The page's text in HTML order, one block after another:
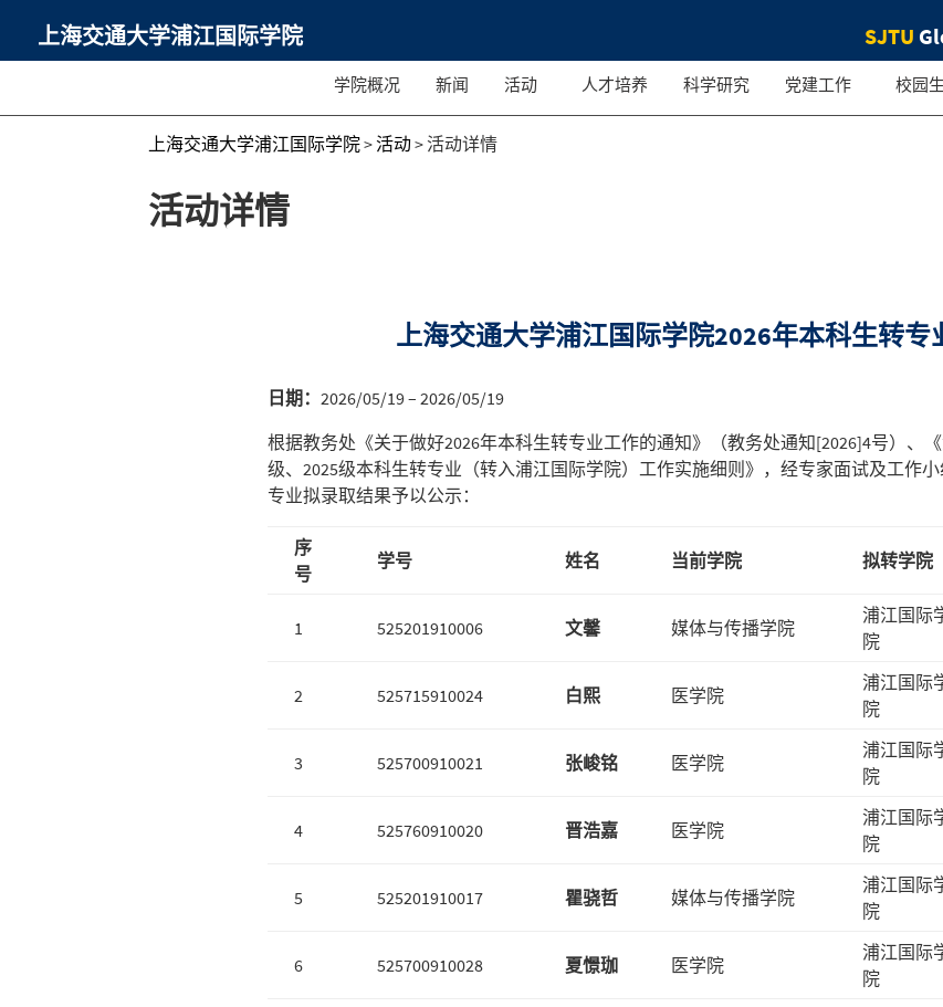
上海交通大学浦江国际学院 SJTU
学院概况 新闻 活动 人才培养 科学研究 党建工作 校园
上海交通大学浦江国际学院>活动> 活动详情
活动详情
上海交通大学浦江国际学院2026年本科生转专
日期： 2026/05/19 – 2026/05/19
根据教务处《关于做好2026年本科生转专业工作的通知》（教务处通知[2026]4号）、
级、2025级本科生转专业（转入浦江国际学院）工作实施细则》，经专家面试及工作
专业拟录取结果予以公示：
序
号
学号 姓名 当前学院 拟转学院
1 525201910006 文馨 媒体与传播学院
浦江国际
院
2 525715910024 白熙 医学院
浦江国际
院
3 525700910021 张峻铭 医学院
浦江国际
院
4 525760910020 晋浩嘉 医学院
浦江国际
院
5 525201910017 瞿骁哲 媒体与传播学院
浦江国际
院
6 525700910028 夏憬珈 医学院
浦江国际
院